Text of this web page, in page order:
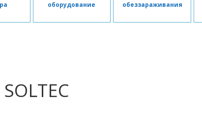
оборудование
обеззараживания